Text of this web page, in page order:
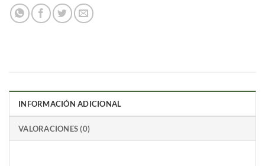
INFORMACIÓN ADICIONAL
VALORACIONES (0)